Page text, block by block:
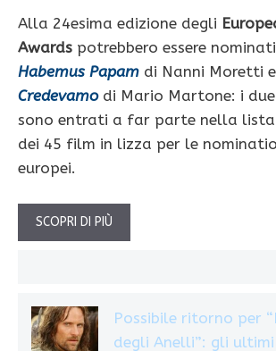
Alla 24esima edizione degli
Awards potrebbero essere
Habemus Papam di Nanni Moretti e
Credevamodi Mario Martone: i
sono entrati a far parte nella lista
dei 45 film in lizza per le
europei.
SCOPRI DI PIÙ
Possibile ritorno per
degli Anelli”: gli ultimi